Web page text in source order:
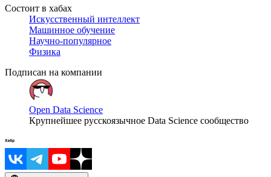
Состоит в хабах
Искусственный интеллект
Машинное обучение
Научно-популярное
Физика
Подписан на компании
Open Data Science
Крупнейшее русскоязычное Data Science сообщество